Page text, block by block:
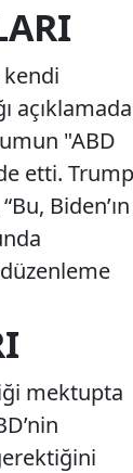
"ABD
etti.
Biden’ın
mektupta